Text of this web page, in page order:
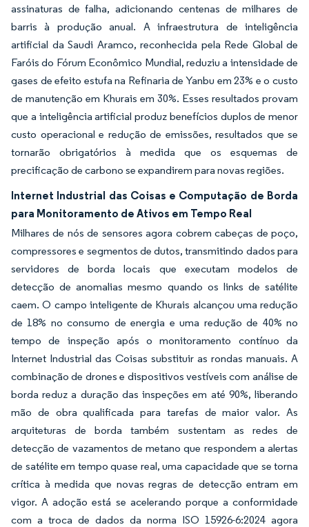
assinaturas de falha, adicionando centenas de milhares de
barris à produção anual. A infraestrutura de inteligência
artificial da Saudi Aramco, reconhecida pela Rede Global de
Faróis do Fórum Econômico Mundial, reduziu a intensidade de
gases de efeito estufa na Refinaria de Yanbu em 23% e o custo
de manutenção em Khurais em 30%. Esses resultados provam
que a inteligência artificial produz benefícios duplos de menor
custo operacional e redução de emissões, resultados que se
tornarão obrigatórios à medida que os esquemas de
precificação de carbono se expandirem para novas regiões.
Internet Industrial das Coisas e Computação de Borda
para Monitoramento de Ativos em Tempo Real
Milhares de nós de sensores agora cobrem cabeças de poço,
compressores e segmentos de dutos, transmitindo dados para
servidores de borda locais que executam modelos de
detecção de anomalias mesmo quando os links de satélite
caem. O campo inteligente de Khurais alcançou uma redução
de 18% no consumo de energia e uma redução de 40% no
tempo de inspeção após o monitoramento contínuo da
Internet Industrial das Coisas substituir as rondas manuais. A
combinação de drones e dispositivos vestíveis com análise de
borda reduz a duração das inspeções em até 90%, liberando
mão de obra qualificada para tarefas de maior valor. As
arquiteturas de borda também sustentam as redes de
detecção de vazamentos de metano que respondem a alertas
de satélite em tempo quase real, uma capacidade que se torna
crítica à medida que novas regras de detecção entram em
vigor. A adoção está se acelerando porque a conformidade
com a troca de dados da norma ISO 15926-6:2024 agora